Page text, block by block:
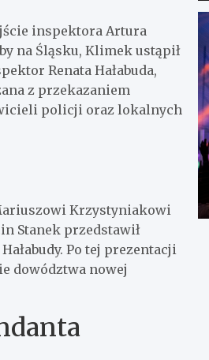
inspektora Artura
na Śląsku, Klimek ustąpił
Renata Hałabuda,
z przekazaniem
policji oraz lokalnych
Krzystyniakowi
Stanek przedstawił
Po tej prezentacji
dowództwa nowej